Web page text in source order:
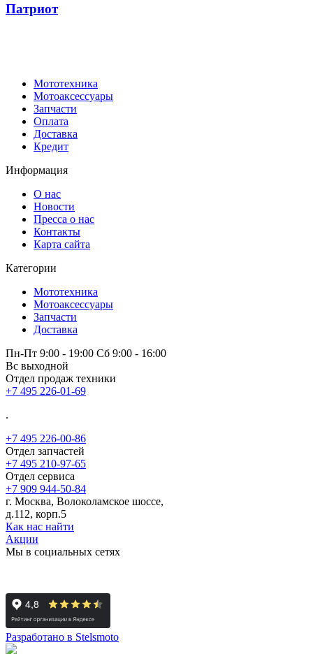
Патриот
Мототехника
Мотоаксессуары
Запчасти
Оплата
Доставка
Кредит
Информация
О нас
Новости
Пресса о нас
Контакты
Карта сайта
Категории
Мототехника
Мотоаксессуары
Запчасти
Доставка
Пн-Пт 9:00 - 19:00 Сб 9:00 - 16:00
Вс выходной
Отдел продаж техники
+7 495 226-01-69
.
+7 495 226-00-86
Отдел запчастей
+7 495 210-97-65
Отдел сервиса
+7 909 944-50-84
г. Москва, Волоколамское шоссе,
д.112, корп.5
Как нас найти
Акции
Мы в социальных сетях
Разработано в Stelsmoto